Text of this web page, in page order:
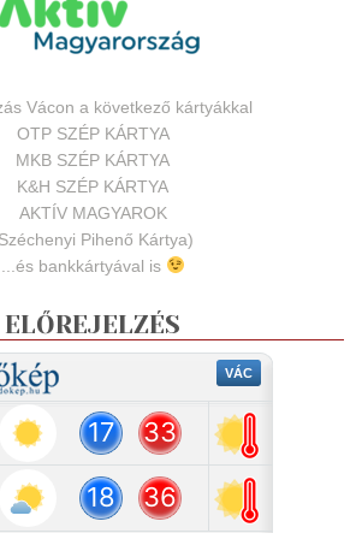
Vácon a következő kártyákkal
OTP SZÉP KÁRTYA
MKB SZÉP KÁRTYA
K&H SZÉP KÁRTYA
AKTÍV MAGYAROK
Pihenő Kártya)
...és bankkártyával is
ELŐREJELZÉS